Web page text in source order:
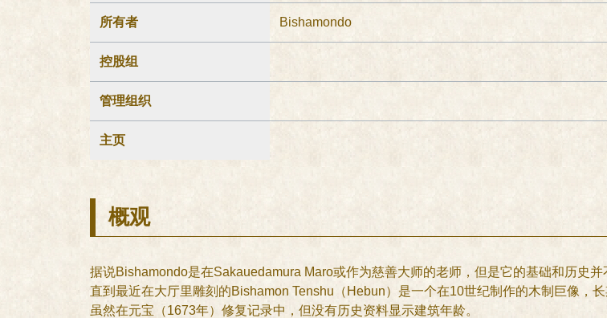
所有者 Bishamondo
控股组
管理组织
主页
概观
据说Bishamondo是在Sakauedamura Maro或作为慈善大师的老师，但是它的基础和历史并
直到最近在大厅里雕刻的Bishamon Tenshu（Hebun）是一个在10世纪制作的木制巨像，
虽然在元宝（1673年）修复记录中，但没有历史资料显示建筑年龄。